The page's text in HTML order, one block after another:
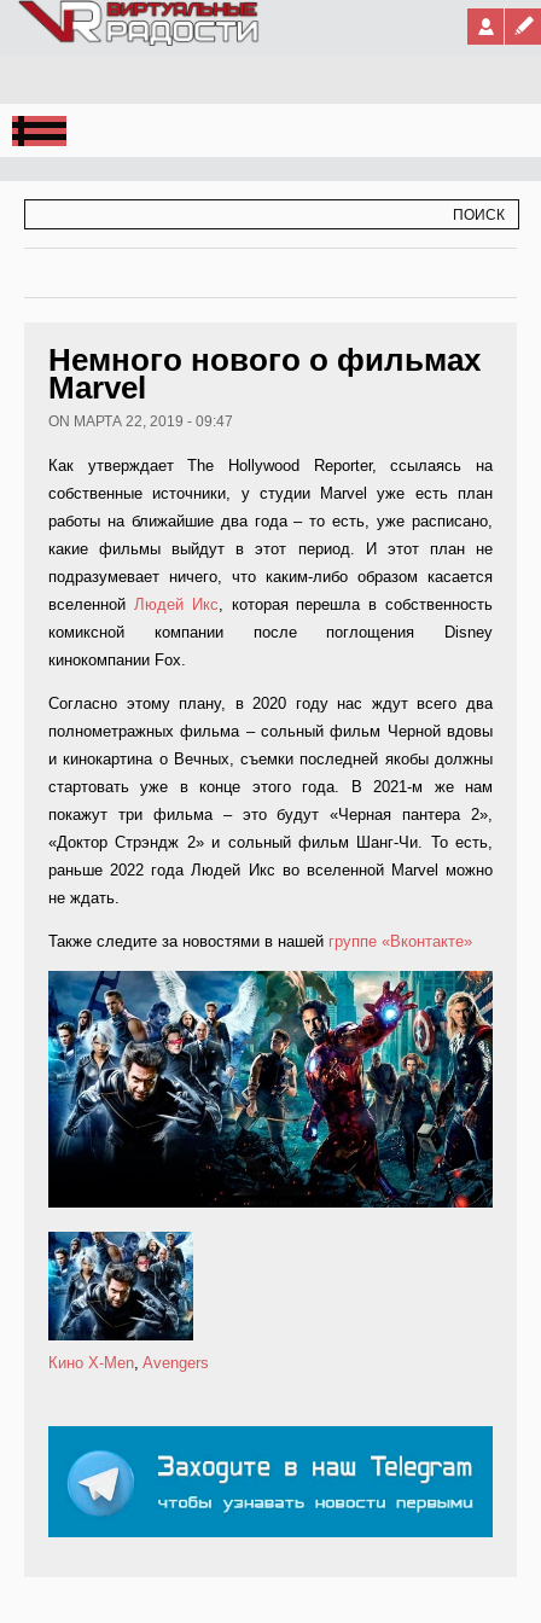
Jump to Navigation
Немного нового о фильмах
Marvel
ON МАРТА 22, 2019 - 09:47
Как утверждает The Hollywood Reporter, ссылаясь на
собственные источники, у студии Marvel уже есть план
работы на ближайшие два года – то есть, уже расписано,
какие фильмы выйдут в этот период. И этот план не
подразумевает ничего, что каким-либо образом касается
вселенной Людей Икс, которая перешла в собственность
комиксной компании после поглощения Disney
кинокомпании Fox.
Согласно этому плану, в 2020 году нас ждут всего два
полнометражных фильма – сольный фильм Черной вдовы
и кинокартина о Вечных, съемки последней якобы должны
стартовать уже в конце этого года. В 2021-м же нам
покажут три фильма – это будут «Черная пантера 2»,
«Доктор Стрэндж 2» и сольный фильм Шанг-Чи. То есть,
раньше 2022 года Людей Икс во вселенной Marvel можно
не ждать.
Также следите за новостями в нашей группе «Вконтакте»
Кино X-Men, Avengers